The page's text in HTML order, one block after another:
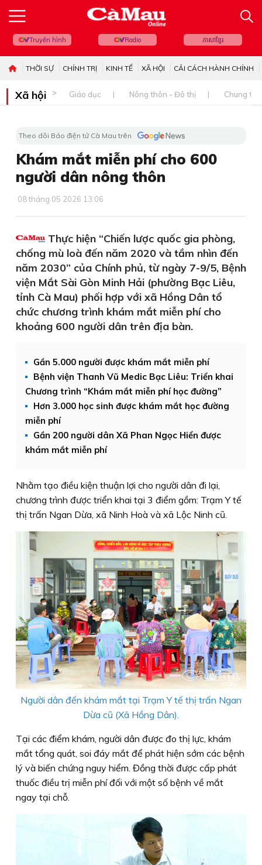
Truyền hình Radio ភាសាខ្មែរ
THỜI SỰ CHÍNH TRỊ KINH TẾ XÃ HỘI CẢI CÁCH HÀNH CHÍNH
Xã hội Giáo dục Nông thôn - Đô thị Chung
Theo dõi Báo điện tử Cà Mau trên
Khám mắt miễn phí cho 600
người dân nông thôn
08 tháng 05 2026 13:06
Thực hiện “Chiến lược quốc gia phòng,
chống mù loà đến năm 2020 và tầm nhìn đến
năm 2030” của Chính phủ, từ ngày 7-9/5, Bệnh
viện Mắt Sài Gòn Minh Hải (phường Bạc Liêu,
tỉnh Cà Mau) phối hợp với xã Hồng Dân tổ
chức chương trình khám mắt miễn phí cho
khoảng 600 người dân trên địa bàn.
Gần 5.000 người được khám mắt miễn phí
Bệnh viện Thanh Vũ Medic Bạc Liêu: Triển khai
Chương trình “Khám mắt miễn phí học đường”
Hơn 3.000 học sinh được khám mắt học đường
miễn phí
Gần 200 người dân Xã Phan Ngọc Hiển được
khám mắt miễn phí
Nhằm tạo điều kiện thuận lợi cho người dân đi lại,
chương trình được triển khai tại 3 điểm gồm: Trạm Y tế
thị trấn Ngan Dừa, xã Ninh Hoà và xã Lộc Ninh cũ.
Người dân đến khám mắt tại Trạm Y tế thị trấn Ngan
Dừa cũ (Xã Hồng Dân).
Tại các điểm khám, người dân được đo thị lực, khám
mắt tổng quát, soi đáy mắt để phát hiện sớm các bệnh
lý và biến chứng nguy hiểm. Đồng thời được cấp phát
thuốc điều trị miễn phí đối với một số bệnh về mắt
ngay tại chỗ.